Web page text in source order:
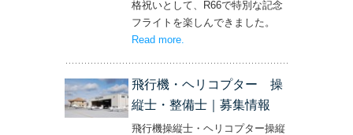
格祝いとして、R66で特別な記念
フライトを楽しんできました。
Read more
飛行機・ヘリコプター 操
縦士・整備士｜募集情報
飛行機操縦士・ヘリコプター操縦